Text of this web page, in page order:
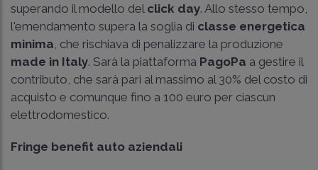
superando il modello del click day. Allo stesso tempo,
l'emendamento supera la soglia di classe energetica
minima , che rischiava di penalizzare la produzione
made in Italy. Sarà la piattaforma PagoPa a gestire il
contributo, che sarà pari al massimo al 30% del costo di
acquisto e comunque fino a 100 euro per ciascun
elettrodomestico.
Fringe benefit auto aziendali